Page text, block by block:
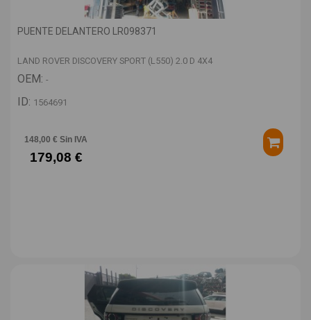
PUENTE DELANTERO LR098371
LAND ROVER DISCOVERY SPORT (L550) 2.0 D 4X4
OEM: -
ID: 1564691
148,00 € Sin IVA
179,08 €